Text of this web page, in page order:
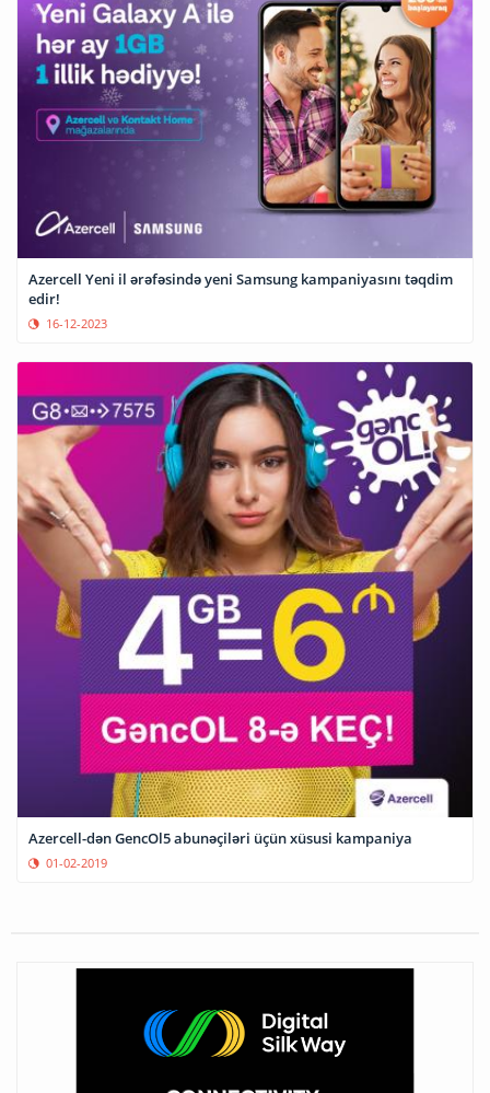
Azercell Yeni il ərəfəsində yeni Samsung kampaniyasını təqdim
16-12-2023
Azercell-dən GencOl5 abunəçiləri üçün xüsusi kampaniya
01-02-2019